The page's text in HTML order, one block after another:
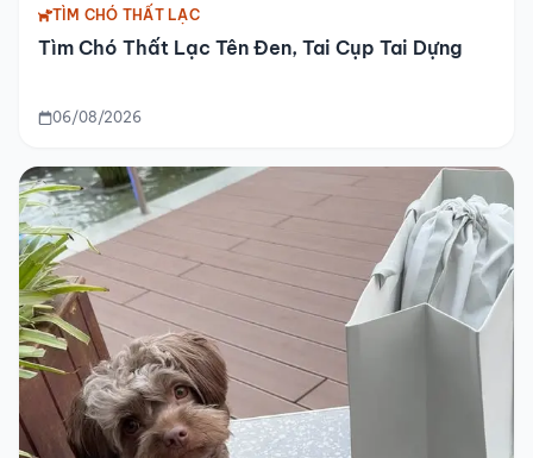
TÌM CHÓ THẤT LẠC
Tìm Chó Thất Lạc Tên Đen, Tai Cụp Tai Dựng
06/08/2026